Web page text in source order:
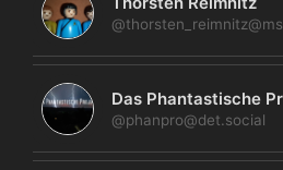
Das Phantastische
@phanpro@det.social